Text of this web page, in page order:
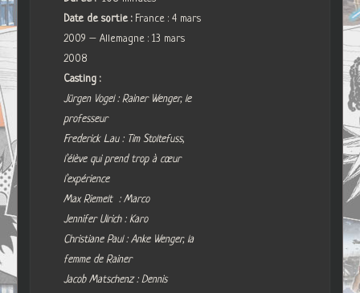
Date de sortie : France : 4 mars
2009 – Allemagne : 13 mars
2008
Casting :
Jürgen Vogel : Rainer Wenger, le
professeur
Frederick Lau : Tim Stoltefuss,
l’élève qui prend trop à cœur
l’expérience
Max Riemelt : Marco
Jennifer Ulrich : Karo
Christiane Paul : Anke Wenger, la
femme de Rainer
Jacob Matschenz : Dennis